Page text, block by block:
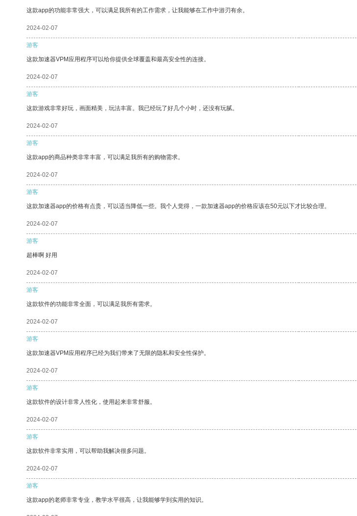
这款app的功能非常强大，可以满足我所有的工作需求，让我能够在工作中游刃有余。
2024-02-07
游客
这款加速器VPM应用程序可以给你提供全球覆盖和最高安全性的连接。
2024-02-07
游客
这款游戏非常好玩，画面精美，玩法丰富。我已经玩了好几个小时，还没有玩腻。
2024-02-07
游客
这款app的商品种类非常丰富，可以满足我所有的购物需求。
2024-02-07
游客
这款加速器app的价格有点贵，可以适当降低一些。我个人觉得，一款加速器app的价格应该在50元以下才比较合理。
2024-02-07
游客
超棒啊 好用
2024-02-07
游客
这款软件的功能非常全面，可以满足我所有需求。
2024-02-07
游客
这款加速器VPM应用程序已经为我们带来了无限的隐私和安全性保护。
2024-02-07
游客
这款软件的设计非常人性化，使用起来非常舒服。
2024-02-07
游客
这款软件非常实用，可以帮助我解决很多问题。
2024-02-07
游客
这款app的老师非常专业，教学水平很高，让我能够学到实用的知识。